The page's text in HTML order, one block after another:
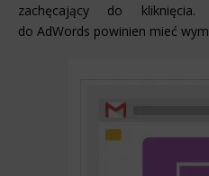
zachęcający do
do AdWords powinien mieć